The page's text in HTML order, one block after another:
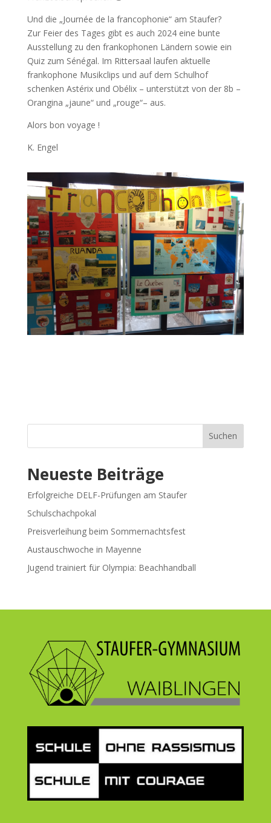
Und die „Journée de la francophonie“ am Staufer?
Zur Feier des Tages gibt es auch 2024 eine bunte
Ausstellung zu den frankophonen Ländern sowie ein
Quiz zum Sénégal. Im Rittersaal laufen aktuelle
frankophone Musikclips und auf dem Schulhof
schenken Astérix und Obélix – unterstützt von der 8b –
Orangina „jaune“ und „rouge“– aus.
Alors bon voyage !
K. Engel
Suchen
Neueste Beiträge
Erfolgreiche DELF-Prüfungen am Staufer
Schulschachpokal
Preisverleihung beim Sommernachtsfest
Austauschwoche in Mayenne
Jugend trainiert für Olympia: Beachhandball